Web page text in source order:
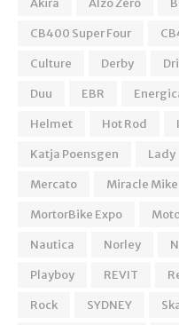
CB400 Super Four
Culture
Derby
Duu
EBR
Helmet
Hot Rod
Katja Poensgen
Lady
Mercato
Miracle Mike
MortorBike Expo
Nautica
Norley
Playboy
REVIT
Rock
SYDNEY